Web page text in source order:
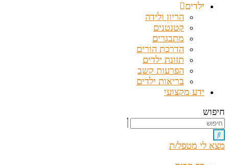
ילדים
הריון ולידה
קטנטנים
מתבגרים
הדרכת הורים
תזונת ילדים
הפרעות קשב
בריאות ילדים
ידע מקצועי
חיפוש
מצא לי מטפל/ת